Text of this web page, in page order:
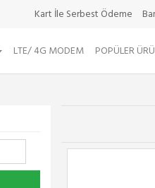
Kart İle Serbest Ödeme
LTE/ 4G MODEM POPÜLER